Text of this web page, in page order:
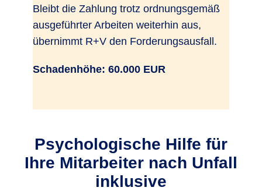
Bleibt die Zahlung trotz ordnungsgemäß
ausgeführter Arbeiten weiterhin aus,
übernimmt R+V den Forderungsausfall.
Schadenhöhe: 60.000 EUR
Psychologische Hilfe für
Ihre Mitarbeiter nach Unfall
inklusive